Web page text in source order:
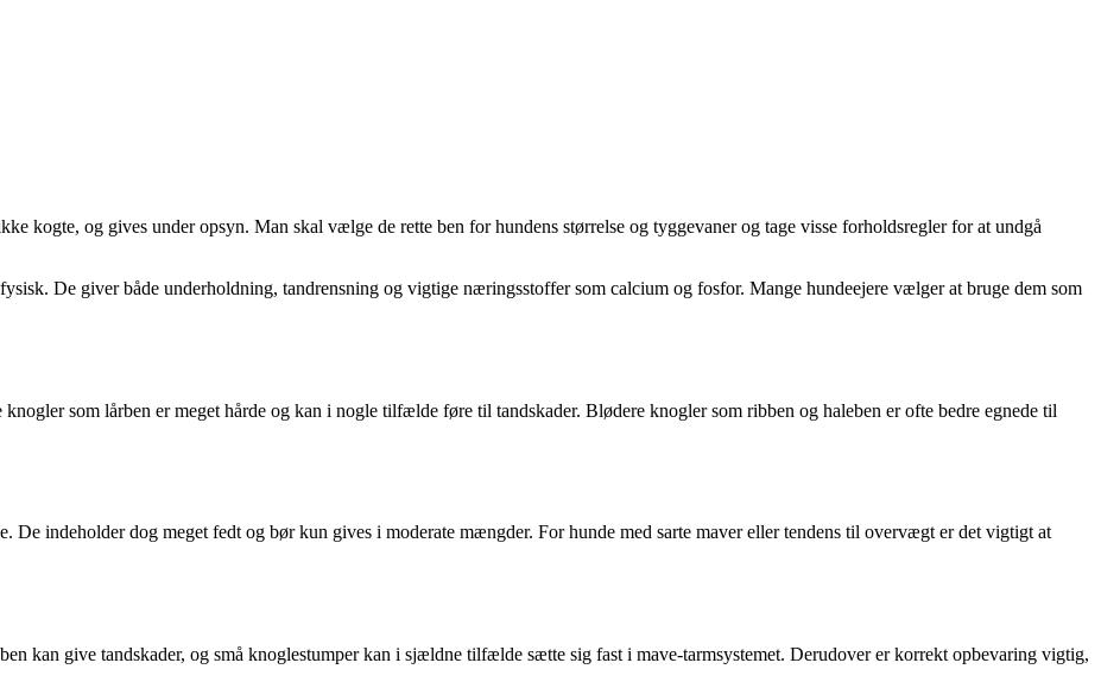
kogte, og gives under opsyn. Man skal vælge de rette ben for hundens størrelse og tyggevaner og tage visse forholdsregler for at undgå
De giver både underholdning, tandrensning og vigtige næringsstoffer som calcium og fosfor. Mange hundeejere vælger at bruge dem som
som lårben er meget hårde og kan i nogle tilfælde føre til tandskader. Blødere knogler som ribben og haleben er ofte bedre egnede til
indeholder dog meget fedt og bør kun gives i moderate mængder. For hunde med sarte maver eller tendens til overvægt er det vigtigt at
kan give tandskader, og små knoglestumper kan i sjældne tilfælde sætte sig fast i mave-tarmsystemet. Derudover er korrekt opbevaring vigtig,